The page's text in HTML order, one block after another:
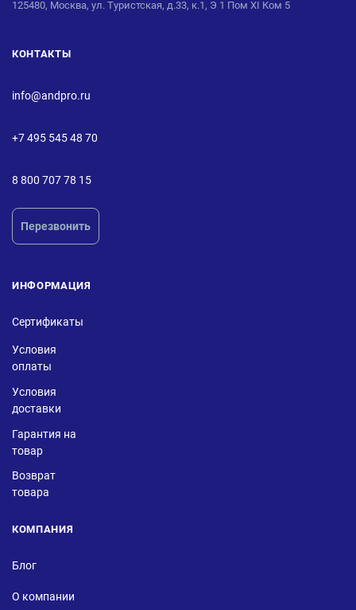
125480, Москва, ул. Туристская, д.33, к.1, Э 1 Пом XI Ком 5
КОНТАКТЫ
info@andpro.ru
+7 495 545 48 70
8 800 707 78 15
Перезвонить
ИНФОРМАЦИЯ
Сертификаты
Условия
оплаты
Условия
доставки
Гарантия на
товар
Возврат
товара
КОМПАНИЯ
Блог
О компании